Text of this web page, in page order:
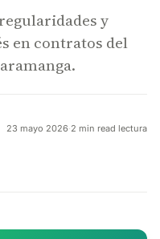
y
en contratos del
23 mayo 2026·2 min read lectura